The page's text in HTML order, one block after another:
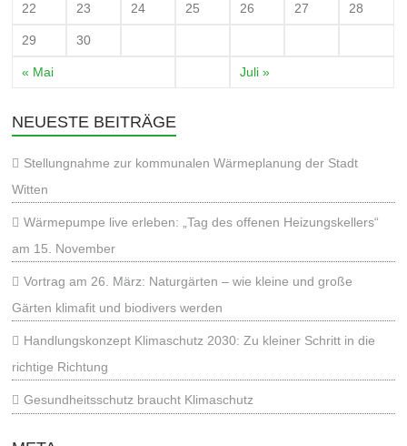
22 23 24 25 26 27 28
29 30
« Mai Juli »
NEUESTE BEITRÄGE
Stellungnahme zur kommunalen Wärmeplanung der Stadt
Witten
Wärmepumpe live erleben: „Tag des offenen Heizungskellers“
am 15. November
Vortrag am 26. März: Naturgärten – wie kleine und große
Gärten klimafit und biodivers werden
Handlungskonzept Klimaschutz 2030: Zu kleiner Schritt in die
richtige Richtung
Gesundheitsschutz braucht Klimaschutz